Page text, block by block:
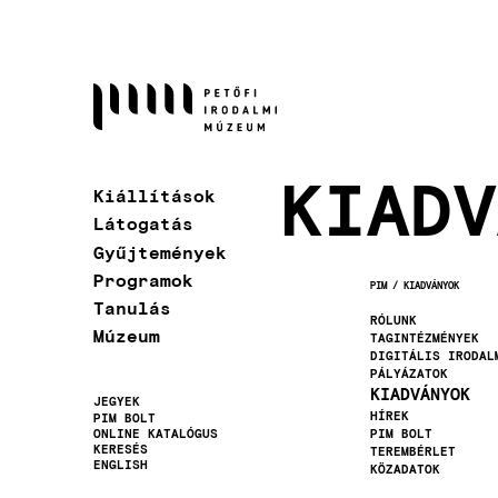
Kiállítások
Látogatás
Gyűjtemények
Programok
Tanulás
Múzeum
Másodlagos
navigáció
JEGYEK
PIM BOLT
ONLINE KATALÓGUS
KERESÉS
ENGLISH
PIM KIADVÁNYOK
RÓLUNK
TAGINTÉZMÉNYEK
DIGITÁLIS
PÁLYÁZATOK
KIADVÁNYOK
HÍREK
PIM BOLT
TEREMBÉRLET
KÖZADATOK